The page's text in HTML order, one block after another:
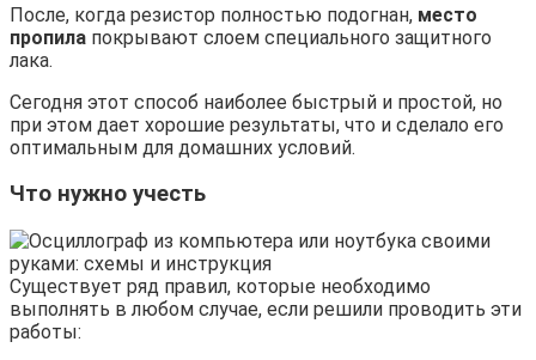
После, когда резистор полностью подогнан, место
пропила покрывают слоем специального защитного
лака.
Сегодня этот способ наиболее быстрый и простой, но
при этом дает хорошие результаты, что и сделало его
оптимальным для домашних условий.
Что нужно учесть
Существует ряд правил, которые необходимо
выполнять в любом случае, если решили проводить эти
работы: